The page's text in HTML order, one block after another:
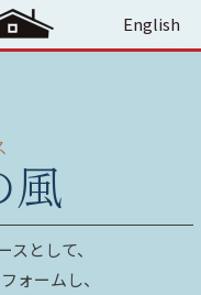
English
風
として、
ォームし、